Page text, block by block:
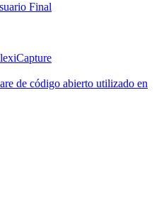
Final
de código abierto utilizado en